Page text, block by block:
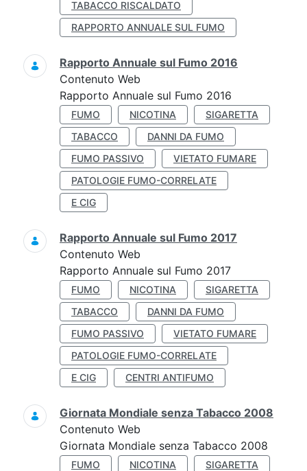
TABACCO RISCALDATO
RAPPORTO ANNUALE SUL FUMO
Rapporto Annuale sul Fumo 2016
Contenuto Web
Rapporto Annuale sul Fumo 2016
FUMO NICOTINA
SIGARETTA
TABACCO
DANNI DA FUMO
FUMO PASSIVO
VIETATO FUMARE
PATOLOGIE FUMO-CORRELATE
E CIG
Rapporto Annuale sul Fumo 2017
Contenuto Web
Rapporto Annuale sul Fumo 2017
FUMO NICOTINA
SIGARETTA
TABACCO
DANNI DA FUMO
FUMO PASSIVO
VIETATO FUMARE
PATOLOGIE FUMO-CORRELATE
E CIG
CENTRI ANTIFUMO
Giornata Mondiale senza Tabacco 2008
Contenuto Web
Giornata Mondiale senza Tabacco 2008
FUMO NICOTINA
SIGARETTA